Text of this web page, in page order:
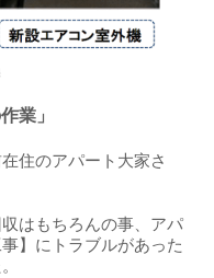
業」
住のアパート大家さ
はもちろんの事、アパ
】にトラブルがあった